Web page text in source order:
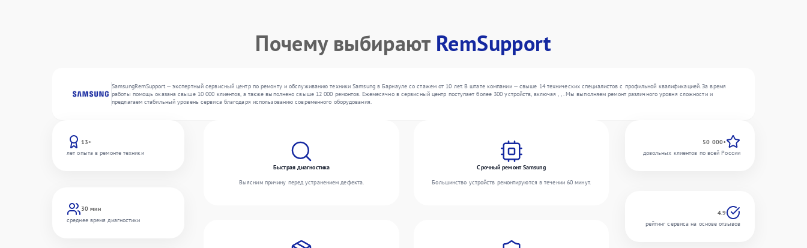
Почему выбирают RemSupport
SamsungRemSupport — экспертный сервисный центр по ремонту и обслуживанию техники Samsung в Барнауле со стажем от 10 лет. В штате компании — свыше 14 технических специалистов с профильной квалификацией. За время
работы помощь оказана свыше 10 000 клиентов, а также выполнено свыше 12 000 ремонтов. Ежемесячно в сервисный центр поступает более 300 устройств, включая , , . Мы выполняем ремонт различного уровня сложности и
предлагаем стабильный уровень сервиса благодаря использованию современного оборудования.
13+
лет опыта в ремонте техники
30 мин
среднее время диагностики
Быстрая диагностика
Выясним причину перед устранением дефекта.
Срочный ремонт Samsung
Большинство устройств ремонтируются в течении 60 минут.
50 000+
довольных клиентов по всей России
4.9
рейтинг сервиса на основе отзывов